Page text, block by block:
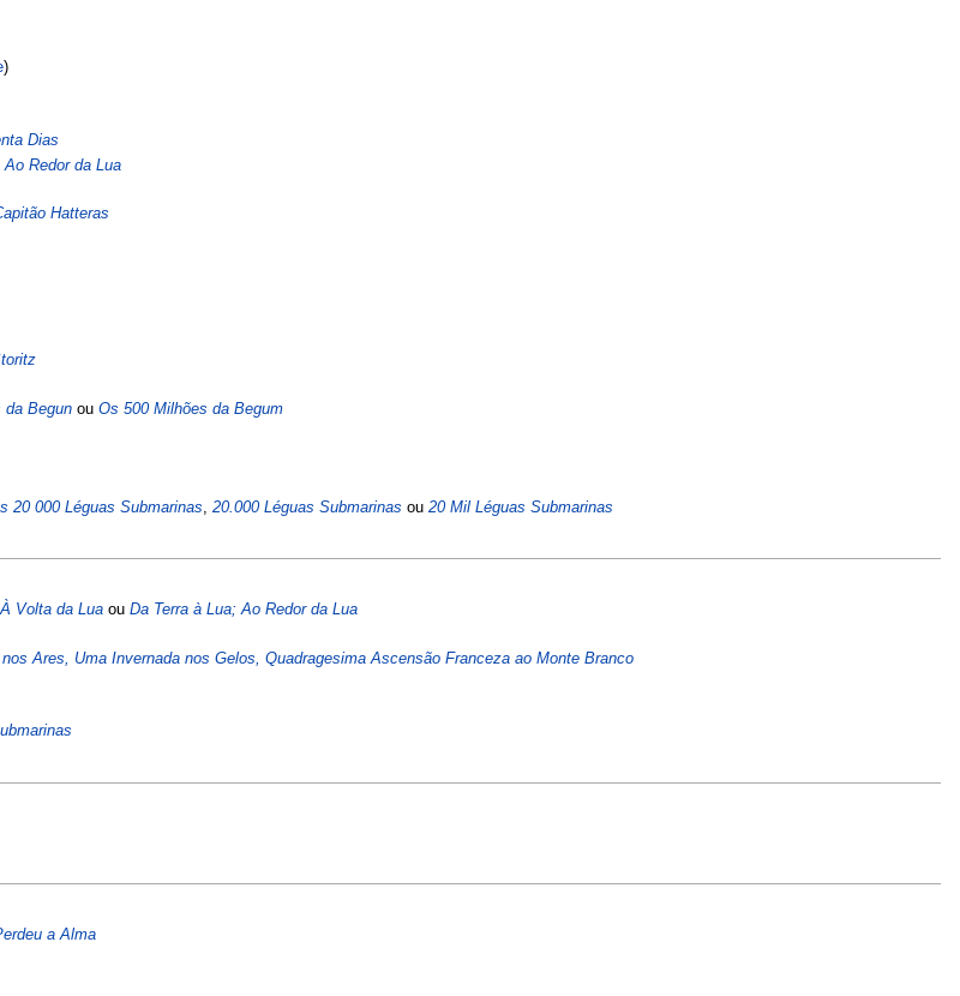
)
Dias
Ao Redor da Lua
Hatteras
da Begun ouOs 500 Milhões da Begum
20 000 Léguas Submarinas,20.000 Léguas Submarinas ou20 Mil Léguas Submarinas
Volta da Lua ouDa Terra à Lua; Ao Redor da Lua
Ares, Uma Invernada nos Gelos, Quadragesima Ascensão Franceza ao Monte Branco
a Alma